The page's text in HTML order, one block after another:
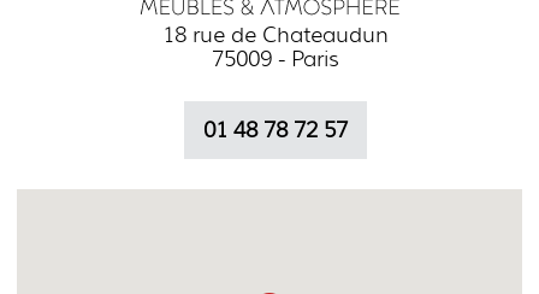
18 rue de Chateaudun
75009 - Paris
01 48 78 72 57